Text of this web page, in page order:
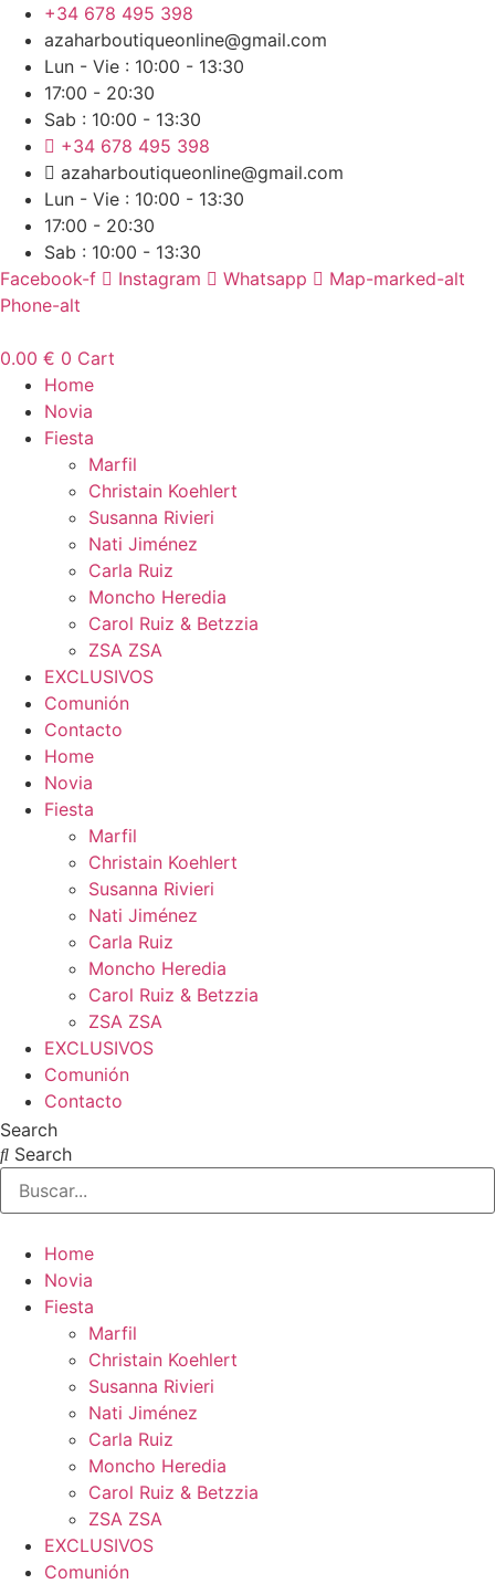
contenido
+34 678 495 398
azaharboutiqueonline@gmail.com
Lun - Vie : 10:00 - 13:30
17:00 - 20:30
Sab : 10:00 - 13:30
+34 678 495 398
azaharboutiqueonline@gmail.com
Lun - Vie : 10:00 - 13:30
17:00 - 20:30
Sab : 10:00 - 13:30
Facebook-f
Instagram Whatsapp
Map-marked-alt
Phone-alt
0.00 € 0 Cart
Home
Novia
Fiesta
Marfil
Christain Koehlert
Susanna Rivieri
Nati Jiménez
Carla Ruiz
Moncho Heredia
Carol Ruiz & Betzzia
ZSA ZSA
EXCLUSIVOS
Comunión
Contacto
Home
Novia
Fiesta
Marfil
Christain Koehlert
Susanna Rivieri
Nati Jiménez
Carla Ruiz
Moncho Heredia
Carol Ruiz & Betzzia
ZSA ZSA
EXCLUSIVOS
Comunión
Contacto
Search
Search
Home
Novia
Fiesta
Marfil
Christain Koehlert
Susanna Rivieri
Nati Jiménez
Carla Ruiz
Moncho Heredia
Carol Ruiz & Betzzia
ZSA ZSA
EXCLUSIVOS
Comunión